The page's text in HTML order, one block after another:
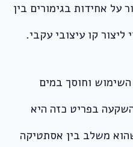
על אחידות בגימורים בין
ליצור קו עיצובי עקבי.
השימוש וחוסך במים
בפריט כזה היא
משלב בין אסתטיקה